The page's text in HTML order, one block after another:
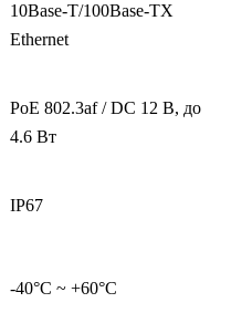
10Base-T/100Base-TX
Ethernet
PoE 802.3af / DC 12 В, до
4.6 Вт
IP67
-40°С ~ +60°С